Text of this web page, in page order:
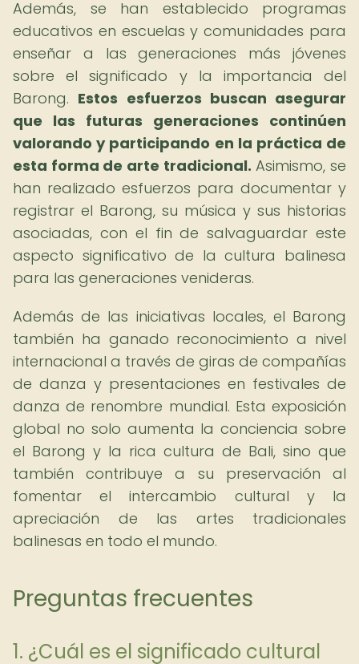
Además, se han establecido programas
educativos en escuelas y comunidades para
enseñar a las generaciones más jóvenes
sobre el significado y la importancia del
Barong. Estos esfuerzos buscan asegurar
que las futuras generaciones continúen
valorando y participando en la práctica de
esta forma de arte tradicional. Asimismo, se
han realizado esfuerzos para documentar y
registrar el Barong, su música y sus historias
asociadas, con el fin de salvaguardar este
aspecto significativo de la cultura balinesa
para las generaciones venideras.
Además de las iniciativas locales, el Barong
también ha ganado reconocimiento a nivel
internacional a través de giras de compañías
de danza y presentaciones en festivales de
danza de renombre mundial. Esta exposición
global no solo aumenta la conciencia sobre
el Barong y la rica cultura de Bali, sino que
también contribuye a su preservación al
fomentar el intercambio cultural y la
apreciación de las artes tradicionales
balinesas en todo el mundo.
Preguntas frecuentes
1. ¿Cuál es el significado cultural